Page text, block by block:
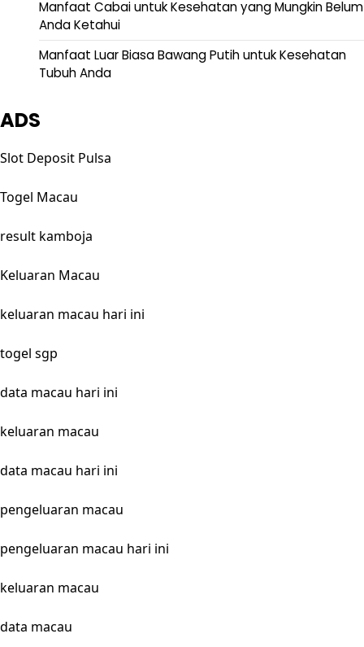
Manfaat Cabai untuk Kesehatan yang Mungkin Belum
Anda Ketahui
Manfaat Luar Biasa Bawang Putih untuk Kesehatan
Tubuh Anda
ADS
Slot Deposit Pulsa
Togel Macau
result kamboja
Keluaran Macau
keluaran macau hari ini
togel sgp
data macau hari ini
keluaran macau
data macau hari ini
pengeluaran macau
pengeluaran macau hari ini
keluaran macau
data macau